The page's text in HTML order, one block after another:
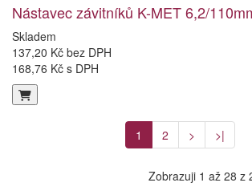
Nástavec závitníků K-MET 6,2/
Skladem
137,20 Kč bez DPH
168,76 Kč s DPH
1 2 > >|
Zobrazuji 1 až 28 z